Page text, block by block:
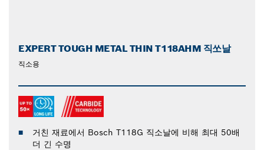
EXPERT TOUGH METAL THIN T118AHM 직쏘날
직소용
거친 재료에서 Bosch T118G 직소날에 비해 최대 50배
더 긴 수명